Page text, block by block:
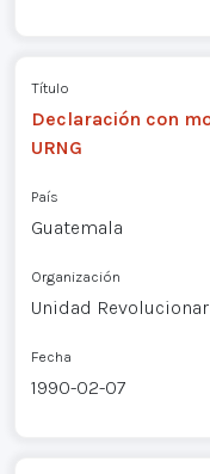
Título
Declaración con
URNG
País
Guatemala
Organización
Unidad
Fecha
1990-02-07